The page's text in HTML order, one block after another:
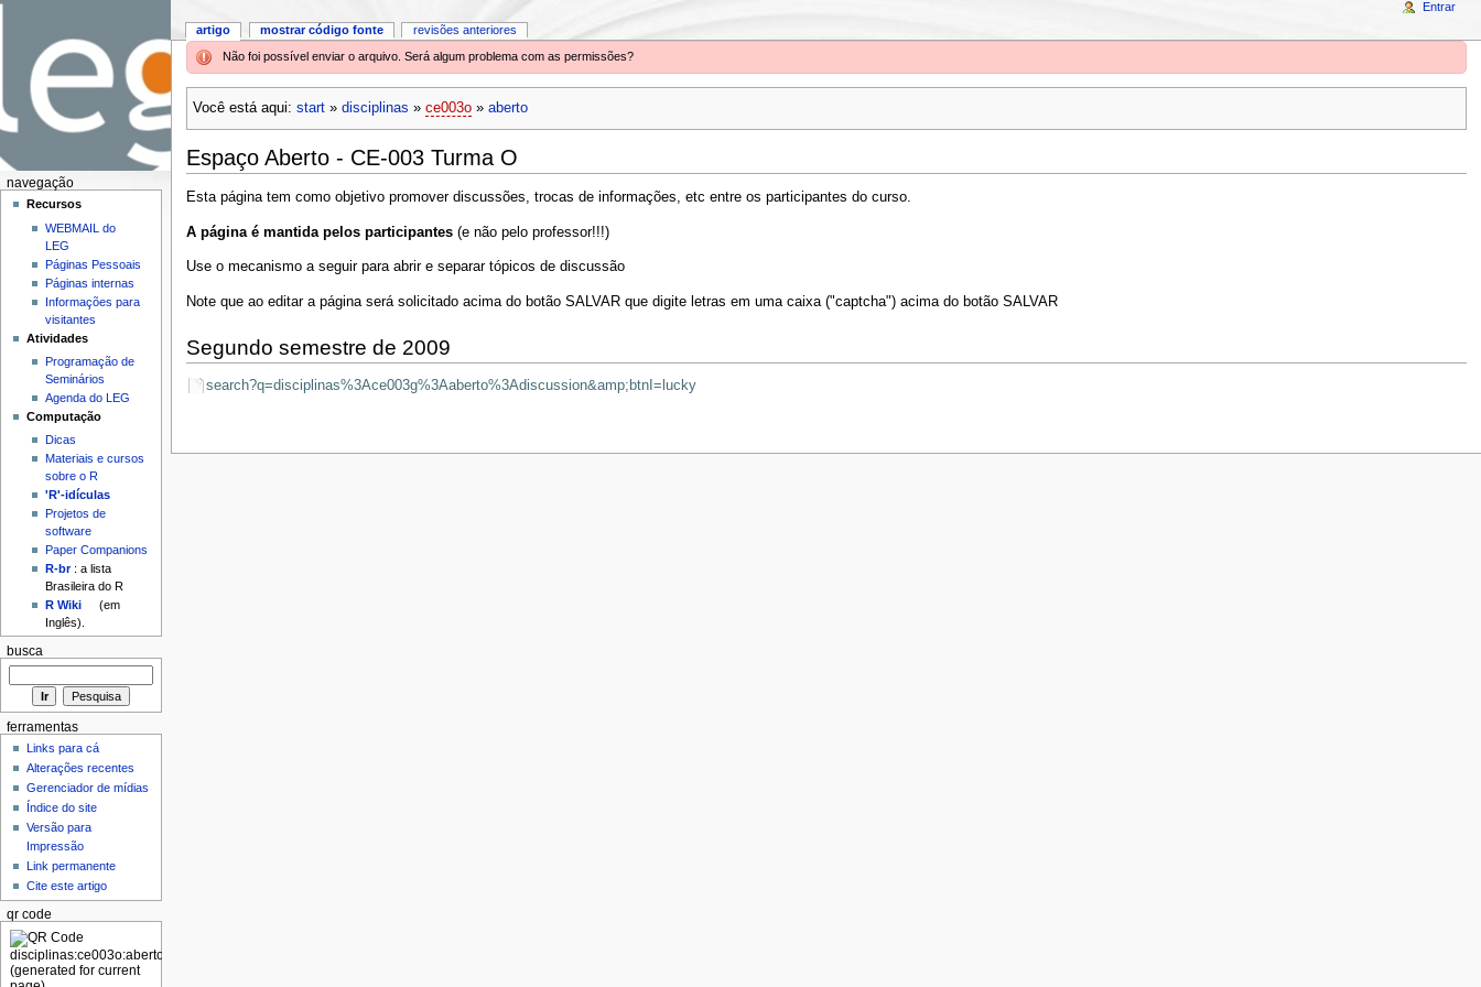
Não foi possível enviar o arquivo. Será algum problema com as permissões?
Você está aqui: start» disciplinas » ce003o» aberto
Espaço Aberto - CE-003 Turma O
Esta página tem como objetivo promover discussões, trocas de informações, etc entre os participantes do curso.
A página é mantida pelos participantes(e não pelo professor!!!)
Use o mecanismo a seguir para abrir e separar tópicos de discussão
Note que ao editar a página será solicitado acima do botão SALVAR que digite letras em uma caixa ("captcha") acima do botão SALVAR
Segundo semestre de 2009
search?q=disciplinas%3Ace003g%3Aaberto%3Adiscussion&amp;btnI=lucky
artigo mostrar código fonte revisões anteriores
Entrar
navegação
Recursos
WEBMAIL do
LEG
Páginas Pessoais
Páginas internas
Informações para
visitantes
Atividades
Programação de
Seminários
Agenda do LEG
Computação
Dicas
Materiais e cursos
sobre o R
'R'-idículas
Projetos de
software
Paper Companions
R-br: a lista
Brasileira do R
R Wiki
(em
Inglês).
busca
ferramentas
Links para cá
Alterações recentes
Gerenciador de mídias
Índice do site
Versão para
Impressão
Link permanente
Cite este artigo
qr code